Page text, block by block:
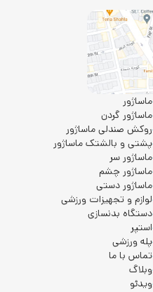
ماساژور
ماساژور گردن
روکش صندلی ماساژور
پشتی و بالشتک ماساژور
ماساژور سر
ماساژور چشم
ماساژور دستی
لوازم و تجهیزات ورزشی
دستگاه بدنسازی
استپر
پله ورزشی
تماس با ما
وبلاگ
ویدئو